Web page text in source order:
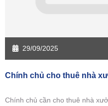
29/09/2025
Chính chủ cho thuê nhà
Chính chủ cần cho thuê nhà